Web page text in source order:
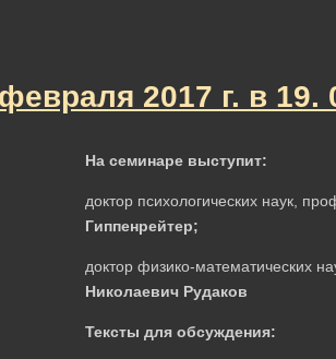
2017 г. в 19.
На семинаре выступит:
доктор психологических наук,
Гиппенрейтер;
доктор физико-математических
Николаевич Рудаков
Тексты для обсуждения: